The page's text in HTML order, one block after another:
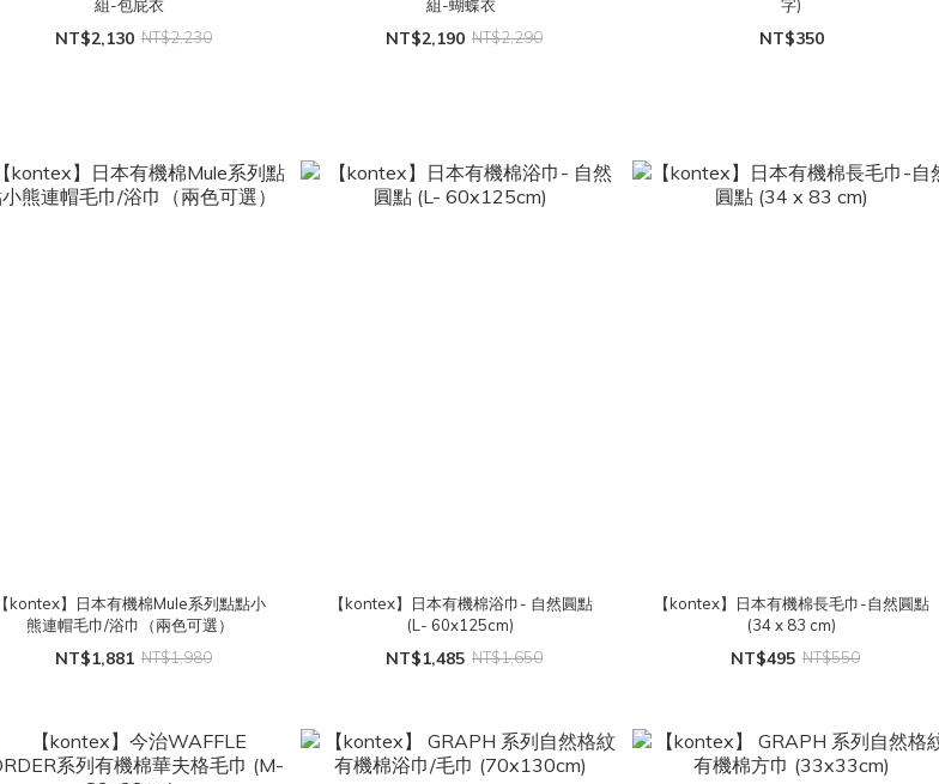
組-包屁衣
NT$2,130 NT$2,230
組-蝴蝶衣
NT$2,190 NT$2,290
字)
NT$350
【kontex】日本有機棉Mule系列點點小
熊連帽毛巾/浴巾（兩色可選）
NT$1,881 NT$1,980
【kontex】日本有機棉浴巾- 自然圓點
(L- 60x125cm)
NT$1,485 NT$1,650
【kontex】日本有機棉長毛巾-自然圓點
(34 x 83 cm)
NT$495 NT$550